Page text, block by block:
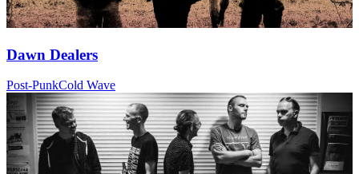
Dawn Dealers
Post-PunkCold Wave